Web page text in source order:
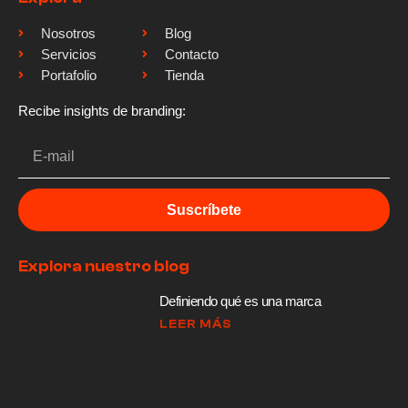
Nosotros
Servicios
Portafolio
Blog
Contacto
Tienda
Recibe insights de branding:
Suscríbete
Explora nuestro blog
Definiendo qué es una marca
LEER MÁS